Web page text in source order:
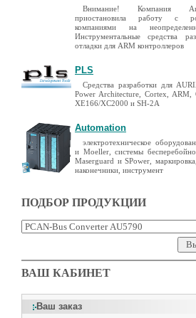
Внимание! Компания
приостановила работу с
компаниями на
Инструментальные средства
отладки для ARM контроллеров
PLS
Средства разработки для
Power Architecture, Cortex, ARM,
XE166/XC2000 и SH-2A
Automation
электротехническое
и Moeller, системы
Maserguard и SPower,
наконечники, инструмент
ПОДБОР ПРОДУКЦИИ
ВАШ КАБИНЕТ
Ваш заказ